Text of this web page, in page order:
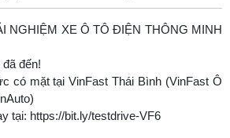
NGHIỆM XE Ô TÔ ĐIỆN THÔNG MINH
đến!
có mặt tại VinFast Thái Bình (VinFast Ô
tại: https://bit.ly/testdrive-VF6